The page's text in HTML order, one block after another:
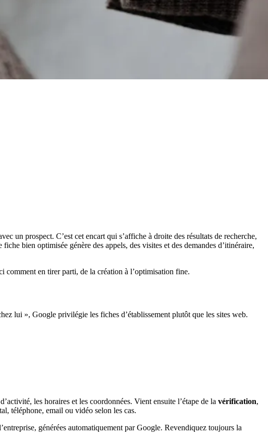
un prospect. C’est cet encart qui s’affiche à droite des résultats de recherche,
bien optimisée génère des appels, des visites et des demandes d’itinéraire,
comment en tirer parti, de la création à l’optimisation fine.
lui », Google privilégie les fiches d’établissement plutôt que les sites web.
les horaires et les coordonnées. Vient ensuite l’étape de la vérification,
téléphone, email ou vidéo selon les cas.
générées automatiquement par Google. Revendiquez toujours la